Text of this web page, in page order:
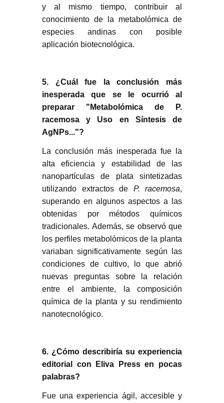
y al mismo tiempo, contribuir al
conocimiento de la metabolómica de
especies andinas con posible
aplicación biotecnológica.
5. ¿Cuál fue la conclusión más
inesperada que se le ocurrió al
preparar "Metabolómica de P.
racemosa y Uso en Síntesis de
AgNPs..."?
La conclusión más inesperada fue la
alta eficiencia y estabilidad de las
nanopartículas de plata sintetizadas
utilizando extractos de P. racemosa,
superando en algunos aspectos a las
obtenidas por métodos químicos
tradicionales. Además, se observó que
los perfiles metabolómicos de la planta
variaban significativamente según las
condiciones de cultivo, lo que abrió
nuevas preguntas sobre la relación
entre el ambiente, la composición
química de la planta y su rendimiento
nanotecnológico.
6. ¿Cómo describiría su experiencia
editorial con Eliva Press en pocas
palabras?
Fue una experiencia ágil, accesible y